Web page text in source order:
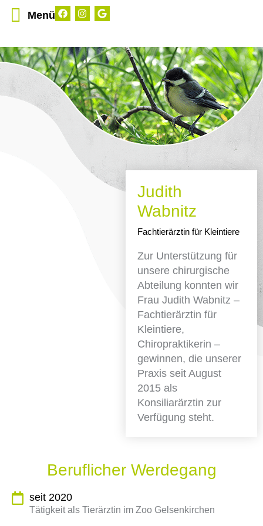
Menü
Judith
Wabnitz
Fachtierärztin für Kleintiere
Zur Unterstützung für
unsere chirurgische
Abteilung konnten wir
Frau Judith Wabnitz –
Fachtierärztin für
Kleintiere,
Chiropraktikerin –
gewinnen, die unserer
Praxis seit August
2015 als
Konsiliarärztin zur
Verfügung steht.
Beruflicher Werdegang
seit 2020
Tätigkeit als Tierärztin im Zoo Gelsenkirchen